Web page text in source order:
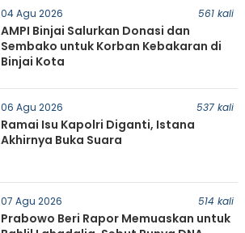
04 Agu 2026 561 kali
AMPI Binjai Salurkan Donasi dan
Sembako untuk Korban Kebakaran di
Binjai Kota
06 Agu 2026 537 kali
Ramai Isu Kapolri Diganti, Istana
Akhirnya Buka Suara
07 Agu 2026 514 kali
Prabowo Beri Rapor Memuaskan untuk